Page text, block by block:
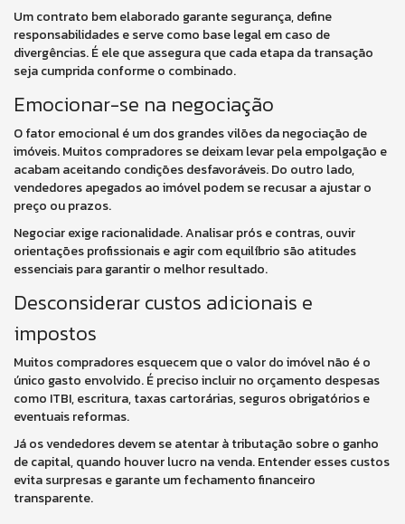
Um contrato bem elaborado garante segurança, define
responsabilidades e serve como base legal em caso de
divergências. É ele que assegura que cada etapa da transação
seja cumprida conforme o combinado.
Emocionar-se na negociação
O fator emocional é um dos grandes vilões da negociação de
imóveis. Muitos compradores se deixam levar pela empolgação e
acabam aceitando condições desfavoráveis. Do outro lado,
vendedores apegados ao imóvel podem se recusar a ajustar o
preço ou prazos.
Negociar exige racionalidade. Analisar prós e contras, ouvir
orientações profissionais e agir com equilíbrio são atitudes
essenciais para garantir o melhor resultado.
Desconsiderar custos adicionais e
impostos
Muitos compradores esquecem que o valor do imóvel não é o
único gasto envolvido. É preciso incluir no orçamento despesas
como ITBI, escritura, taxas cartorárias, seguros obrigatórios e
eventuais reformas.
Já os vendedores devem se atentar à tributação sobre o ganho
de capital, quando houver lucro na venda. Entender esses custos
evita surpresas e garante um fechamento financeiro
transparente.